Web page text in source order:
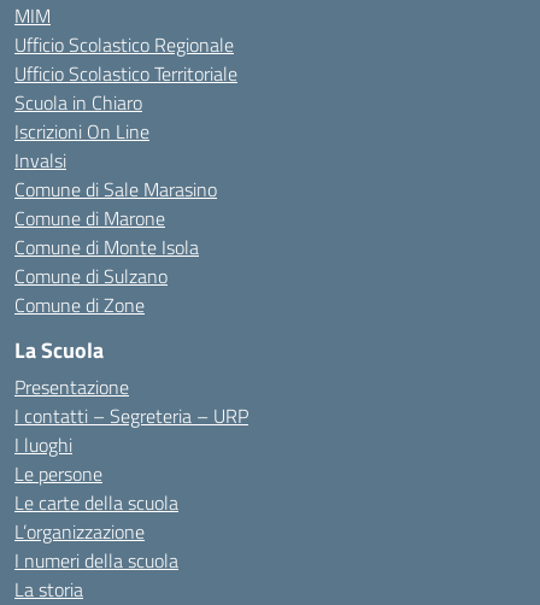
MIM
Ufficio Scolastico Regionale
Ufficio Scolastico Territoriale
Scuola in Chiaro
Iscrizioni On Line
Invalsi
Comune di Sale Marasino
Comune di Marone
Comune di Monte Isola
Comune di Sulzano
Comune di Zone
La Scuola
Presentazione
I contatti – Segreteria – URP
I luoghi
Le persone
Le carte della scuola
L’organizzazione
I numeri della scuola
La storia